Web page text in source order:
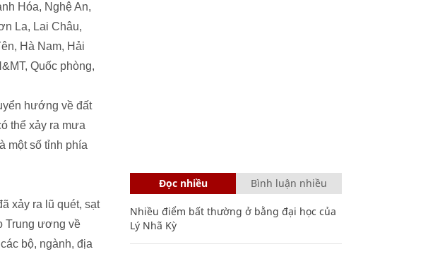
Hóa, Nghệ An,
La, Lai Châu,
Hà Nam, Hải
Quốc phòng,
hướng về đất
thể xảy ra mưa
một số tỉnh phía
xảy ra lũ quét, sạt
Trung ương về
bộ, ngành, địa
Đọc nhiều Bình luận nhiều
Nhiều điểm bất thường ở bằng đại học của
Lý Nhã Kỳ